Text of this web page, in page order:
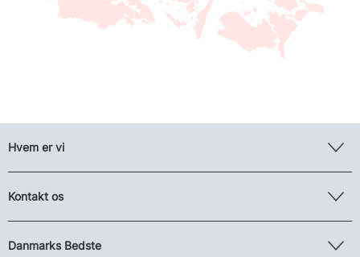
Hvem er vi
Kontakt os
Danmarks Bedste